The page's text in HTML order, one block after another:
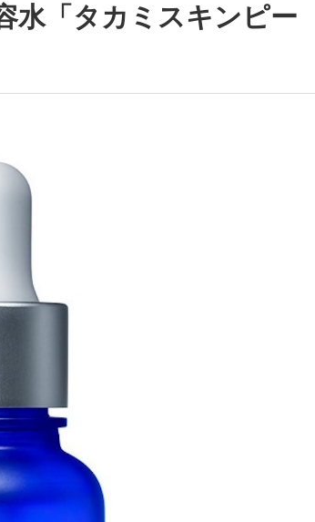
水「タカミスキンピー